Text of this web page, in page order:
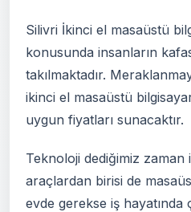
Silivri İkinci el masaüstü
konusunda insanların
takılmaktadır.
ikinci el masaüstü
uygun fiyatları sunacaktır.
Teknoloji dediğimiz zaman
araçlardan birisi de
evde gerekse iş